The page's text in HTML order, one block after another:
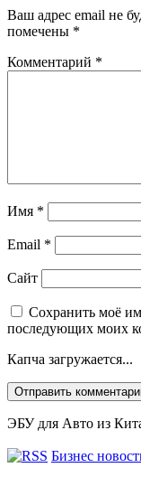
Ваш адрес email не
помечены *
Комментарий *
Имя *
Email *
Сайт
Сохранить моё
последующих моих
Капча загружается...
ЭБУ для Авто из
Бизнес